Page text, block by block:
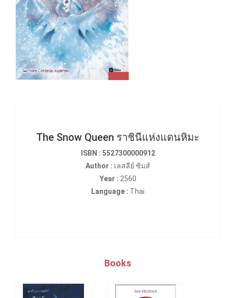
The Snow Queen ราชินีแห่งแดนหิมะ
ISBN : 5527300000912
Author : เลสลีย์ ซิมส์
Year : 2560
Language : Thai
Books